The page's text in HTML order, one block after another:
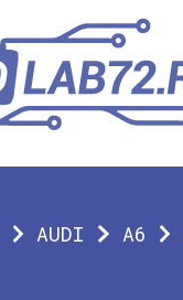
AUDI A6